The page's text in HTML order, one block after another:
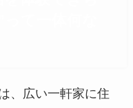
、広い一軒家に住